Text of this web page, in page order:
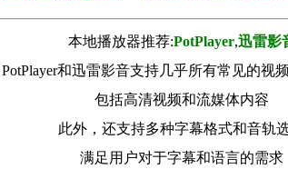
本地播放器推荐:РotРlayer,迅雷影
PotPlayer和迅雷影音支持几乎所有常见的视
包括高清视频和流媒体内容
此外，还支持多种字幕格式和音轨
满足用户对于字幕和语言的需求